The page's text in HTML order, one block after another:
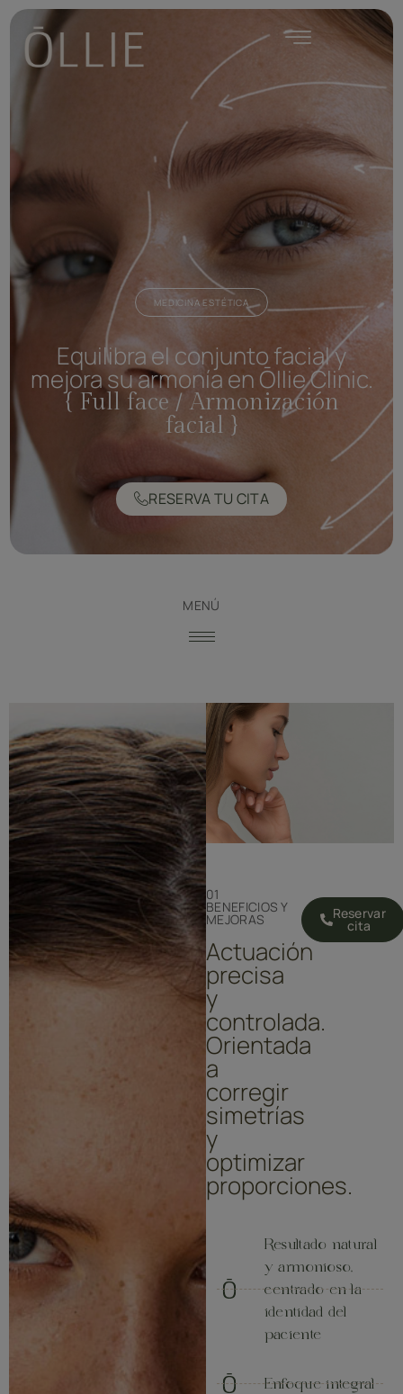
MEDICINA ESTÉTICA
Equilibra el conjunto facial y
mejora su armonía en Ōllie Clinic.
{ Full face / Armonización
facial }
RESERVA TU CITA
MENÚ
01
BENEFICIOS Y
MEJORAS
Actuación
precisa
y
controlada.
Orientada
a
corregir
simetrías
y
optimizar
proporciones.
Reservar
cita
Resultado natural
y armonioso,
centrado en la
identidad del
paciente
Enfoque integral